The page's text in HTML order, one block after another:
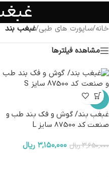
خانه/ساپورت های طبی/غبغب بند
مشاهده فیلترها
-14%
غبغب بند/ گوش و فک بند طب و
صنعت کد 87500 سایز L
۳,۶۵۰,۰۰۰ریال ۳,۱۵۰,۰۰۰ ریال